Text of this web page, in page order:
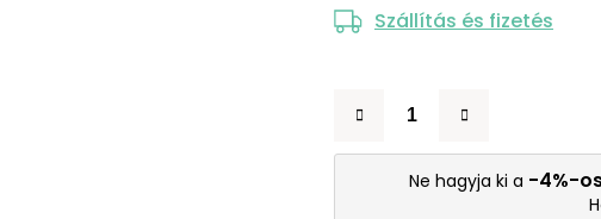
Szállítás és fizetés
Ne hagyja ki a -4%-